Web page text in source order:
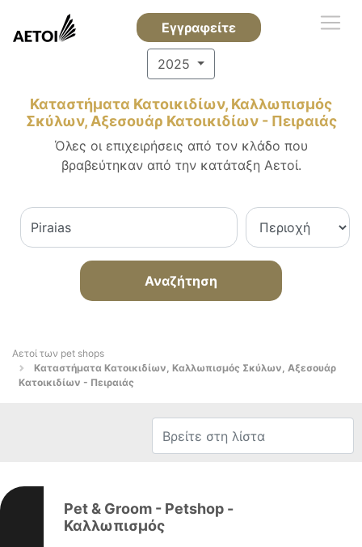
Εγγραφείτε
2025
Καταστήματα Κατοικιδίων, Καλλωπισμός
Σκύλων, Αξεσουάρ Κατοικιδίων - Πειραιάς
Όλες οι επιχειρήσεις από τον κλάδο που
βραβεύτηκαν από την κατάταξη Αετοί.
Αναζήτηση
Αετοί των pet shops
Καταστήματα Κατοικιδίων, Καλλωπισμός Σκύλων, Αξεσουάρ
Κατοικιδίων - Πειραιάς
Pet & Groom - Petshop -
Καλλωπισμός